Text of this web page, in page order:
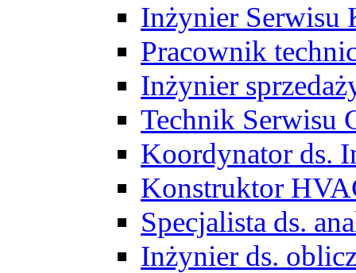
Inżynier Serwisu
Pracownik
Inżynier
Technik Serwisu
Koordynator ds.
Konstruktor
Specjalista ds.
Inżynier ds.